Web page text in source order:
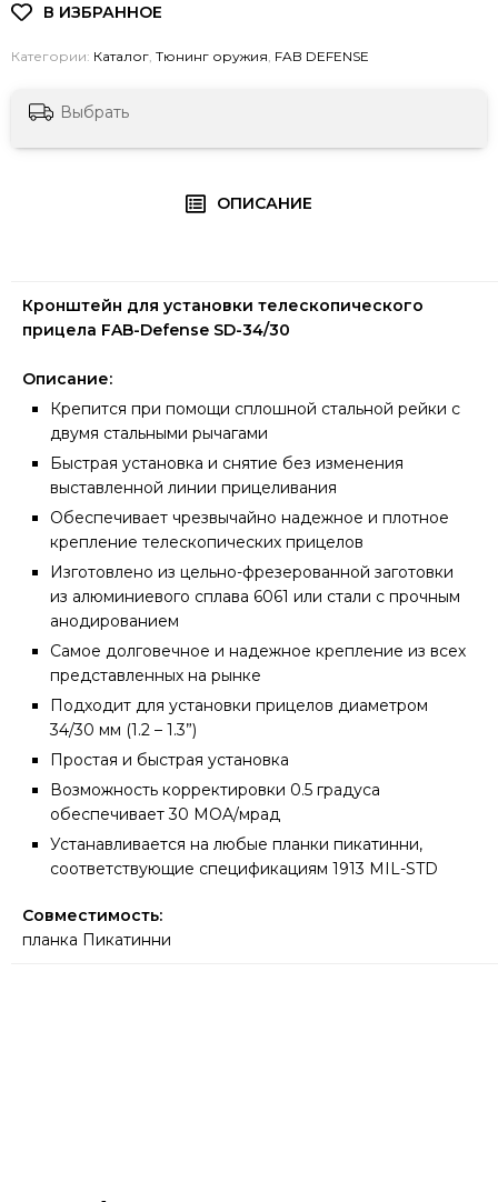
Категории: Каталог, Тюнинг оружия, FAB DEFENSE
Выбрать
ОПИСАНИЕ
Кронштейн для установки телескопического
прицела FAB-Defense SD-34/30
Описание:
Крепится при помощи сплошной стальной рейки с
двумя стальными рычагами
Быстрая установка и снятие без изменения
выставленной линии прицеливания
Обеспечивает чрезвычайно надежное и плотное
крепление телескопических прицелов
Изготовлено из цельно-фрезерованной заготовки
из алюминиевого сплава 6061 или стали с прочным
анодированием
Самое долговечное и надежное крепление из всех
представленных на рынке
Подходит для установки прицелов диаметром
34/30 мм (1.2 – 1.3”)
Простая и быстрая установка
Возможность корректировки 0.5 градуса
обеспечивает 30 MOA/мрад
Устанавливается на любые планки пикатинни,
соответствующие спецификациям 1913 MIL-STD
Совместимость:
планка Пикатинни